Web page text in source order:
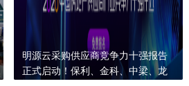
明源云采购供应商竞争力十强报告
正式启动！保利、金科、中梁、龙